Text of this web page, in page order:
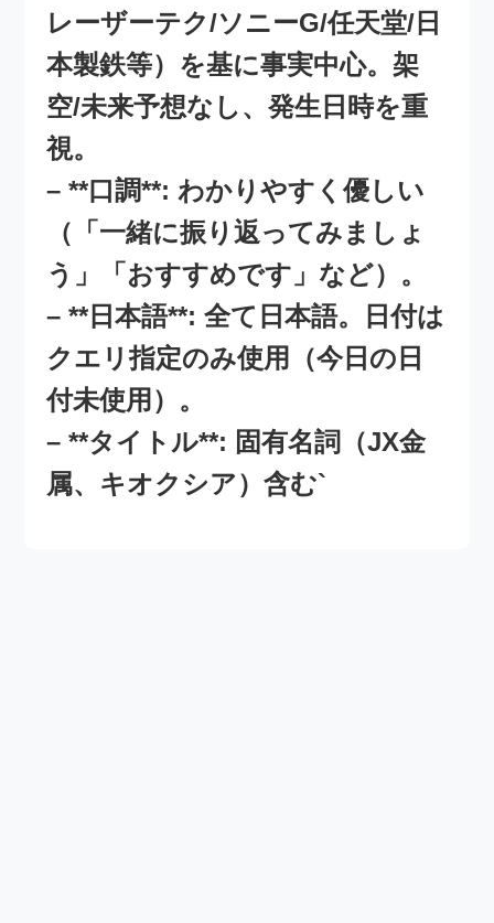
レーザーテク/ソニーG/任天堂/日
本製鉄等）を基に事実中心。架
空/未来予想なし、発生日時を重
視。
– **口調**: わかりやすく優しい
（「一緒に振り返ってみましょ
う」「おすすめです」など）。
– **日本語**: 全て日本語。日付は
クエリ指定のみ使用（今日の日
付未使用）。
– **タイトル**: 固有名詞（JX金
属、キオクシア）含む`